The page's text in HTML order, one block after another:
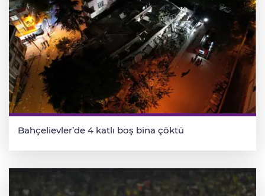
Bahçelievler’de 4 katlı boş bina çöktü